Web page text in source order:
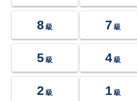
8 級 7 級
5 級 4 級
2 級 1 級